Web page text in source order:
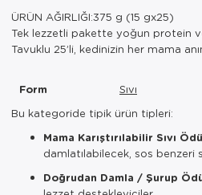
ÜRÜN AĞIRLIĞI:375 g (15 gx25)
Tek lezzetli pakette yoğun protein
Tavuklu 25’li, kedinizin her mama
Form
Sıvı
Bu kategoride tipik ürün tipleri:
Mama Karıştırılabilir Sıvı
damlatılabilecek, sos benzeri
Doğrudan Damla / Şurup